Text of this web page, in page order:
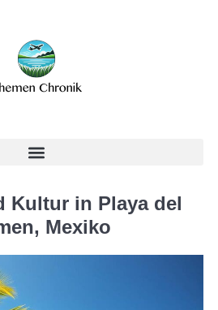
Kultur in Playa del
Mexiko